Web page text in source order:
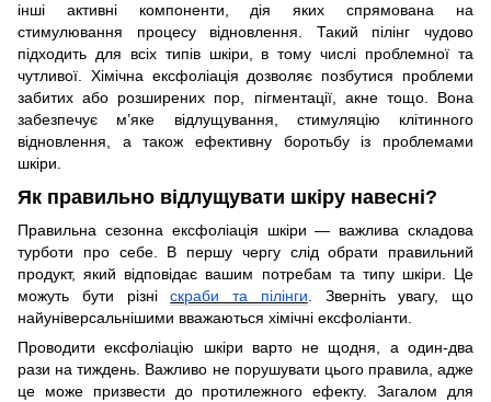
інші активні компоненти, дія яких спрямована на
стимулювання процесу відновлення. Такий пілінг чудово
підходить для всіх типів шкіри, в тому числі проблемної та
чутливої. Хімічна ексфоліація дозволяє позбутися проблеми
забитих або розширених пор, пігментації, акне тощо. Вона
забезпечує м’яке відлущування, стимуляцію клітинного
відновлення, а також ефективну боротьбу із проблемами
шкіри.
Як правильно відлущувати шкіру навесні?
Правильна сезонна ексфоліація шкіри — важлива складова
турботи про себе. В першу чергу слід обрати правильний
продукт, який відповідає вашим потребам та типу шкіри. Це
можуть бути різніскраби та пілінги . Зверніть увагу, що
найуніверсальнішими вважаються хімічні ексфоліанти.
Проводити ексфоліацію шкіри варто не щодня, а один-два
рази на тиждень. Важливо не порушувати цього правила, адже
це може призвести до протилежного ефекту. Загалом для